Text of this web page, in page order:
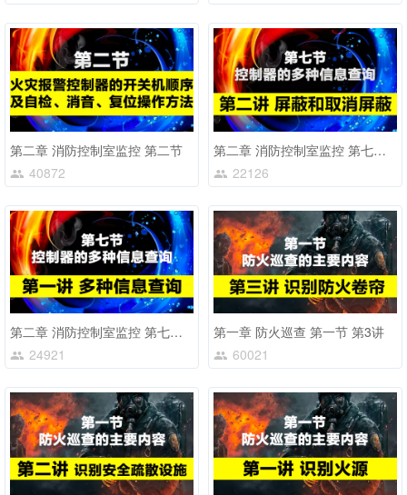
第二章 消防控制室监控 第二节
40872
第二章 消防控制室监控 第七节 第2讲
22126
第二章 消防控制室监控 第七节 第1讲
24921
第一章 防火巡查 第一节 第3讲
60021